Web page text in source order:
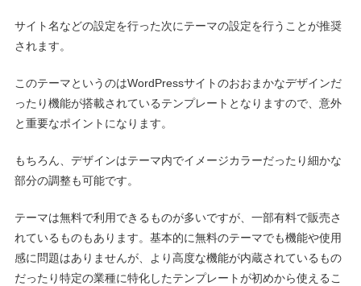
サイト名などの設定を行った次にテーマの設定を行うことが推奨
されます。
このテーマというのはWordPressサイトのおおまかなデザインだ
ったり機能が搭載されているテンプレートとなりますので、意外
と重要なポイントになります。
もちろん、デザインはテーマ内でイメージカラーだったり細かな
部分の調整も可能です。
テーマは無料で利用できるものが多いですが、一部有料で販売さ
れているものもあります。基本的に無料のテーマでも機能や使用
感に問題はありませんが、より高度な機能が内蔵されているもの
だったり特定の業種に特化したテンプレートが初めから使えるこ